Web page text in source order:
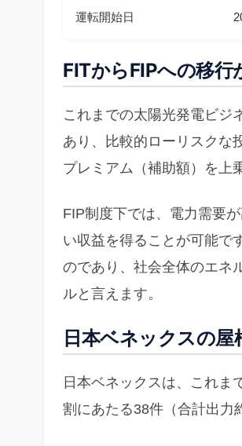
運転開始日
FITからFIPへの移
これまでの太陽光発電ビジ
あり、比較的ローリスクな
プレミアム（補助額）を上
FIP制度下では、電力需要
い収益を得ることが可能で
のであり、社会全体のエネ
ルと言えます。
日本ベネックスの
日本ベネックスは、これま
割にあたる38件（合計出力